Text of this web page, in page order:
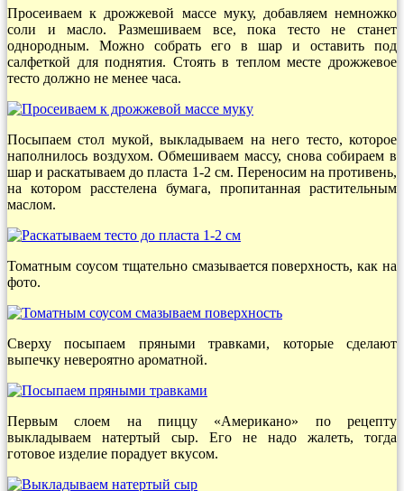
Просеиваем к дрожжевой массе муку, добавляем немножко
соли и масло. Размешиваем все, пока тесто не станет
однородным. Можно собрать его в шар и оставить под
салфеткой для поднятия. Стоять в теплом месте дрожжевое
тесто должно не менее часа.
Посыпаем стол мукой, выкладываем на него тесто, которое
наполнилось воздухом. Обмешиваем массу, снова собираем в
шар и раскатываем до пласта 1-2 см. Переносим на противень,
на котором расстелена бумага, пропитанная растительным
маслом.
Томатным соусом тщательно смазывается поверхность, как на
фото.
Сверху посыпаем пряными травками, которые сделают
выпечку невероятно ароматной.
Первым слоем на пиццу «Американо» по рецепту
выкладываем натертый сыр. Его не надо жалеть, тогда
готовое изделие порадует вкусом.